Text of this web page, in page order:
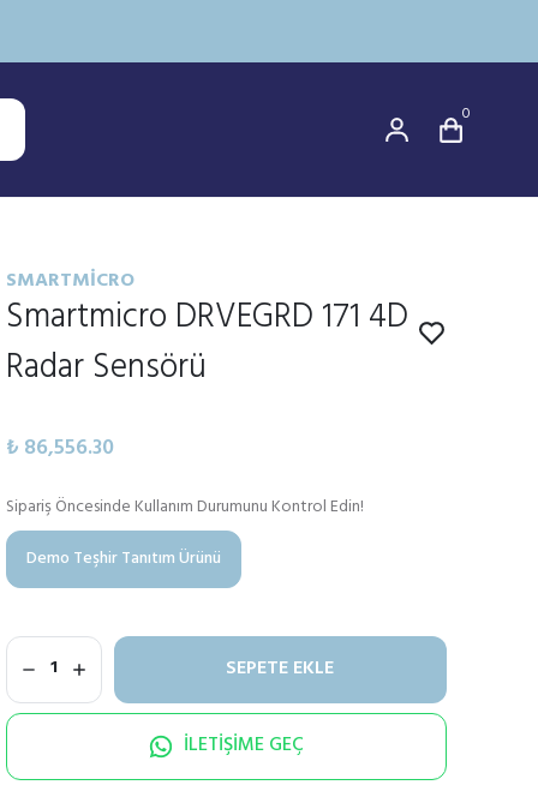
0
SMARTMICRO
Smartmicro DRVEGRD 171 4D
Radar Sensörü
₺ 86,556.30
Sipariş Öncesinde Kullanım Durumunu Kontrol Edin!
Demo Teşhir Tanıtım Ürünü
1 SEPETE EKLE
İLETİŞİME GEÇ